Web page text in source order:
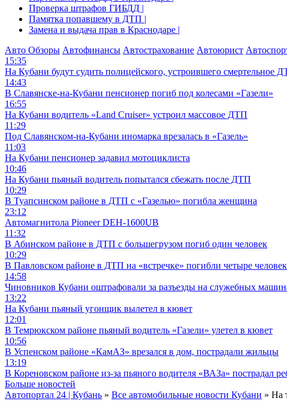
Проверка штрафов ГИБДД |
Памятка попавшему в ДТП |
Замена и выдача прав в Краснодаре |
Авто Обзоры Автофинансы Автострахование Автоюрист
15:35
На Кубани будут судить полицейского, устроившего смертельное
14:43
В Славянске-на-Кубани пенсионер погиб под колесами «Газели»
16:55
На Кубани водитель «Land Cruiser» устроил массовое ДТП
11:29
Под Славянском-на-Кубани иномарка врезалась в «Газель»
11:03
На Кубани пенсионер задавил мотоциклиста
10:46
На Кубани пьяный водитель попытался сбежать после ДТП
10:29
В Туапсинском районе в ДТП с «Газелью» погибла женщина
23:12
Автомагнитола Pioneer DEH-1600UB
11:32
В Абинском районе в ДТП с большегрузом погиб один человек
10:29
В Павловском районе в ДТП на «встречке» погибли четыре
14:58
Чиновников Кубани оштрафовали за разъезды на служебных
13:22
На Кубани пьяный угонщик вылетел в кювет
12:01
В Темрюкском районе пьяный водитель «Газели» улетел в кювет
10:56
В Успенском районе «КамАЗ» врезался в дом, пострадали жильцы
13:19
В Кореновском районе из-за пьяного водителя «ВАЗа» пострадал
Больше новостей
Автопортал 24 | Кубань » Все автомобильные новости Кубани » На